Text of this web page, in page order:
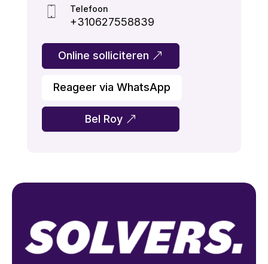
Telefoon
+310627558839
Online solliciteren
Reageer via WhatsApp
Bel Roy